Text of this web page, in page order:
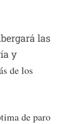
las
y
de los
de paro